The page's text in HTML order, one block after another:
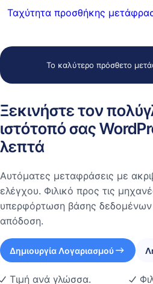
Ταχύτητα προσθήκης
Το καλύτερο πρόσθετο
Ξεκινήστε τον
ιστότοπό σας
λεπτά
Αυτόματες μεταφράσεις με
ελέγχου. Φιλικό προς τις
υπερφόρτωση βάσης δεδομένων
απόδοση.
Δημιουργία Λογαριασμού
Τιμή ανά γλώσσα.